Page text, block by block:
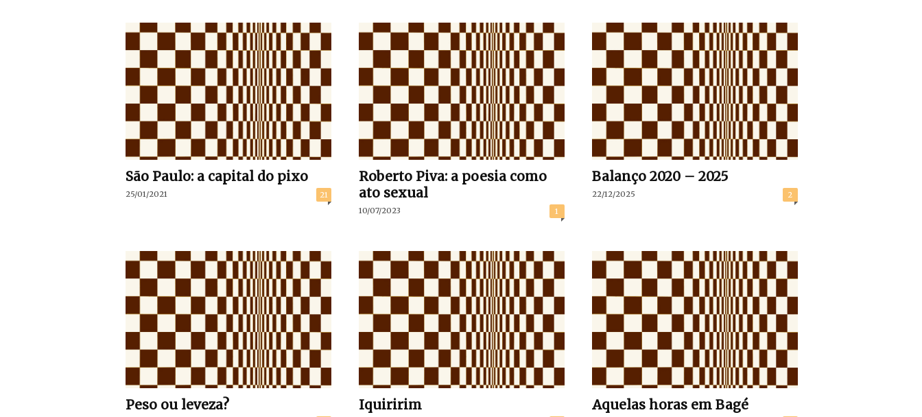
São Paulo: a capital do pixo
25/01/2021 21
Roberto Piva: a poesia como
ato sexual
10/07/2023 1
Balanço 2020 – 2025
22/12/2025 2
Peso ou leveza? Iquiririm Aquelas horas em Bagé